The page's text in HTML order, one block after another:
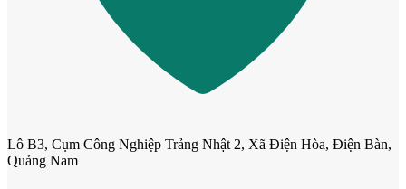
Cửa Nhựa Vân Gỗ
Lô B3, Cụm Công Nghiệp Trảng Nhật 2, Xã Điện Hòa, Điện Bàn,
Quảng Nam